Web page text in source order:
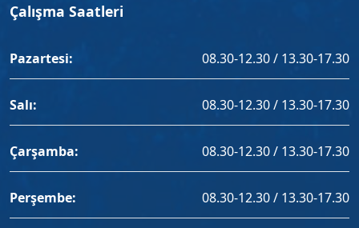
Çalışma Saatleri
Pazartesi: 08.30-12.30 / 13.30-17.30
Salı: 08.30-12.30 / 13.30-17.30
Çarşamba: 08.30-12.30 / 13.30-17.30
Perşembe: 08.30-12.30 / 13.30-17.30